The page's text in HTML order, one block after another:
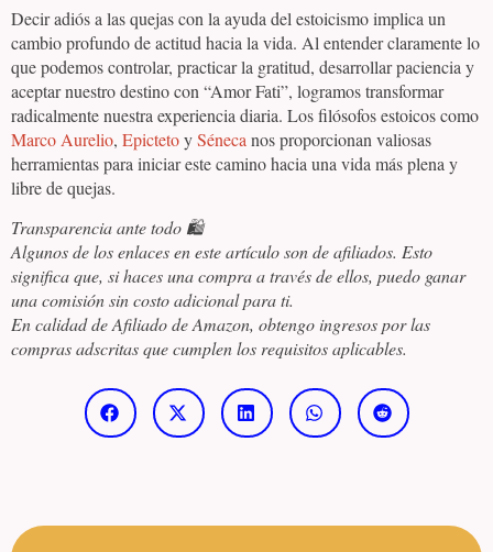
Decir adiós a las quejas con la ayuda del estoicismo implica un
cambio profundo de actitud hacia la vida. Al entender claramente lo
que podemos controlar, practicar la gratitud, desarrollar paciencia y
aceptar nuestro destino con “Amor Fati”, logramos transformar
radicalmente nuestra experiencia diaria. Los filósofos estoicos como
Marco Aurelio, EpictetoySéneca nos proporcionan valiosas
herramientas para iniciar este camino hacia una vida más plena y
libre de quejas.
Transparencia ante todo 🛍️
Algunos de los enlaces en este artículo son de afiliados. Esto
significa que, si haces una compra a través de ellos, puedo ganar
una comisión sin costo adicional para ti.
En calidad de Afiliado de Amazon, obtengo ingresos por las
compras adscritas que cumplen los requisitos aplicables.